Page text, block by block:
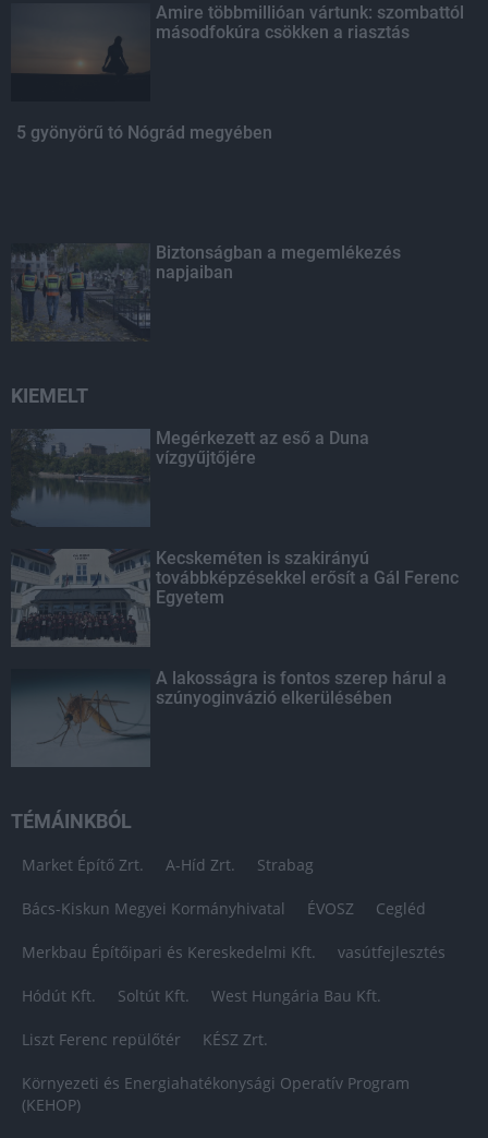
Amire többmillióan vártunk: szombattól
másodfokúra csökken a riasztás
5 gyönyörű tó Nógrád megyében
Biztonságban a megemlékezés
napjaiban
KIEMELT
Megérkezett az eső a Duna
vízgyűjtőjére
Kecskeméten is szakirányú
továbbképzésekkel erősít a Gál Ferenc
Egyetem
A lakosságra is fontos szerep hárul a
szúnyoginvázió elkerülésében
TÉMÁINKBÓL
Market Építő Zrt. A-Híd Zrt. Strabag
Bács-Kiskun Megyei Kormányhivatal ÉVOSZ Cegléd
Merkbau Építőipari és Kereskedelmi Kft. vasútfejlesztés
Hódút Kft. Soltút Kft. West Hungária Bau Kft.
Liszt Ferenc repülőtér KÉSZ Zrt.
Környezeti és Energiahatékonysági Operatív Program
(KEHOP)